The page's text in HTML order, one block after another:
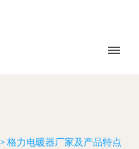
> 格力电暖器厂家及产品特点